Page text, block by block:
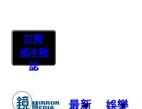
訂閱
紙本雜
誌
最新 娛樂